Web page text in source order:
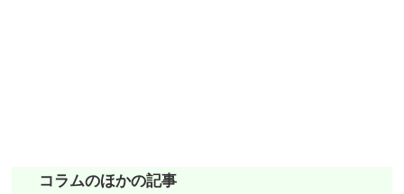
コラムのほかの記事